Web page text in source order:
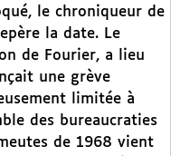
le chroniqueur de
la date. Le
de Fourier, a lieu
une grève
limitée à
des bureaucraties
de 1968 vient